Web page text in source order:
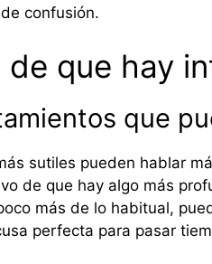
confusión.
de que hay
que
sutiles pueden hablar
de que hay algo más
más de lo habitual,
perfecta para pasar